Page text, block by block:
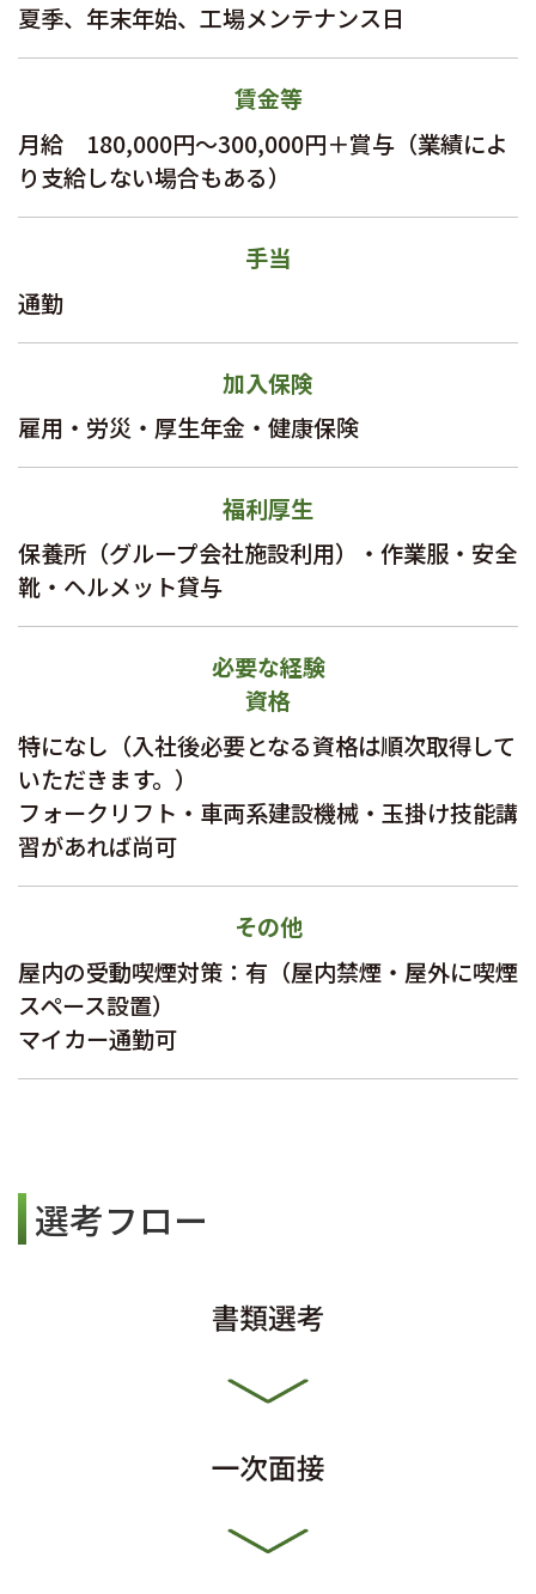
夏季、年末年始、工場メンテナンス日
賃金等
月給 180,000円〜300,000円＋賞与（業績によ
り支給しない場合もある）
手当
通勤
加入保険
雇用・労災・厚生年金・健康保険
福利厚生
保養所（グループ会社施設利用）・作業服・安全
靴・ヘルメット貸与
必要な経験
資格
特になし（入社後必要となる資格は順次取得して
いただきます。）
フォークリフト・車両系建設機械・玉掛け技能講
習があれば尚可
その他
屋内の受動喫煙対策：有（屋内禁煙・屋外に喫煙
スペース設置）
マイカー通勤可
選考フロー